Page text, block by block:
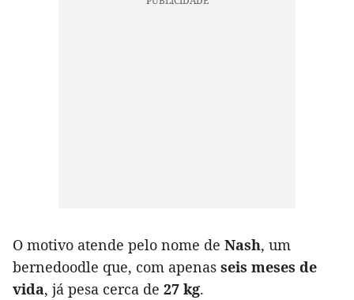
O motivo atende pelo nome de Nash, um
bernedoodle que, com apenas seis meses de
vida, já pesa cerca de 27 kg.